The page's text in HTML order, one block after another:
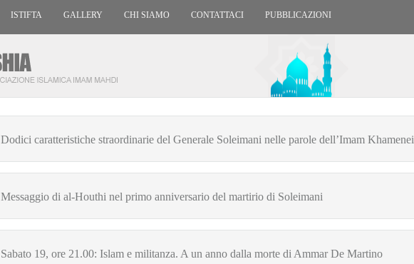
ISTIFTA GALLERY CHI SIAMO CONTATTACI PUBBLICAZIONI
Dodici caratteristiche straordinarie del Generale Soleimani nelle parole dell’Imam Khamenei
Messaggio di al-Houthi nel primo anniversario del martirio di Soleimani
Sabato 19, ore 21.00: Islam e militanza. A un anno dalla morte di Ammar De Martino